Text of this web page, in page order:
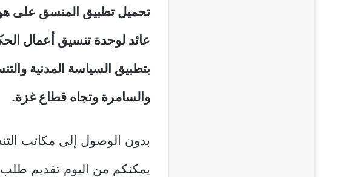
تحميل تطبيق المنسق على
عائد لوحدة تنسيق أعمال
بتطبيق السياسة المدنية
والسامرة وتجاه قطاع غزة.
بدون الوصول إلى مكاتب
يمكنكم من اليوم تقديم